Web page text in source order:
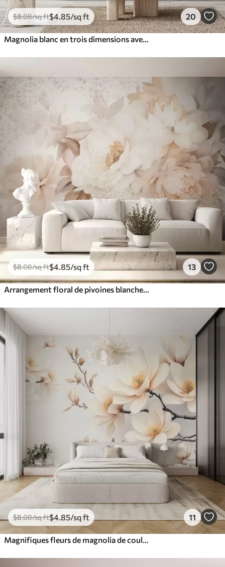
$8.08/sq ft$4 .85/sq ft 20
$8.08/sq ft$4 .85/sq ft 13
$8.08/sq ft$4 .85/sq ft 11